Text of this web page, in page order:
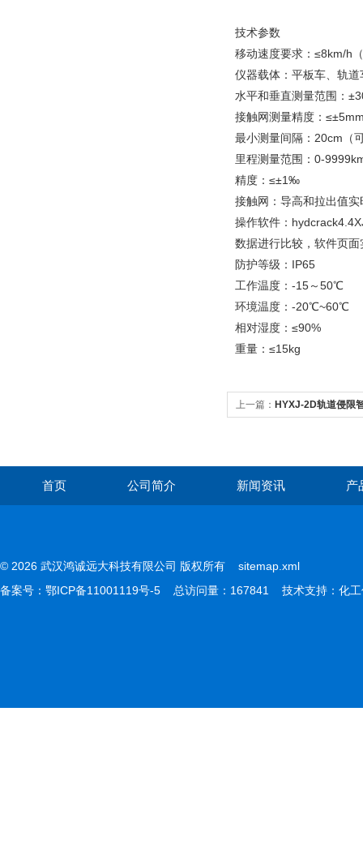
技术参数
移动速度要求：≤8km/h
仪器载体：平板车、轨
水平和垂直测量范围：
接触网测量精度：
最小测量间隔：20cm（
里程测量范围：0-
精度：≤±1‰
接触网：导高和拉出值
操作软件：
数据进行比较，软件页
防护等级：IP65
工作温度：-15～50℃
环境温度：-20℃~60℃
相对湿度：≤90%
重量：≤15kg
上一篇： HYXJ-2D轨道侵限
首页 公司简介 新闻资讯 产
© 2026 武汉鸿诚远大科技有限公司 版权所有 sitemap.xml
备案号： 鄂ICP备11001119号-5 总访问量：167841 技术支持： 化